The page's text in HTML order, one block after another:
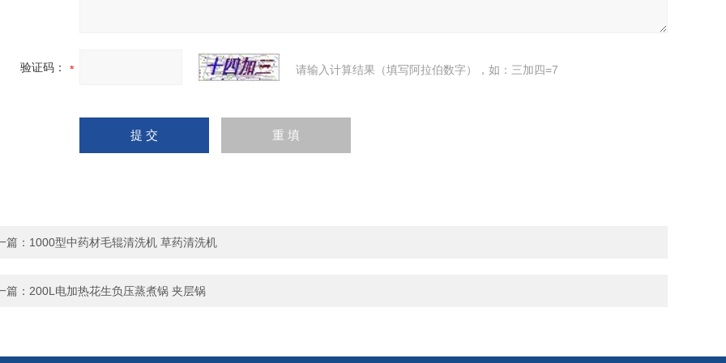
验证码： 请输入计算结果（填写阿拉伯数字），如：三加四=7
篇： 1000型中药材毛辊清洗机 草药清洗机
篇： 200L电加热花生负压蒸煮锅 夹层锅